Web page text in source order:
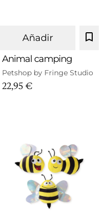
Añadir
Animal camping
Petshop by Fringe Studio
22,95 €